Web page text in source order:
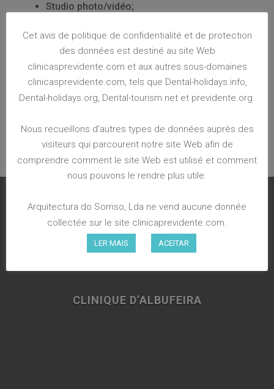
Studio photo/vidéo;
Centre de formation;
Pour mieux servir nos patients, nous disposons
également d’un laboratoire dentaire –
Diagnodent.

CLINIQUE D’ALBUFEIRA
Cet avis de politique de confidentialité et de protection
des données est destiné au site Web
clinicasprevidente.com et aux autres sous-domaines
clinicasprevidente.com, tels que Dental-holidays.info,
Dental-holidays.org, Dental-tourism.net et previdente.org.
Nous recueillons d'autres types de données auprès des
visiteurs qui parcourent notre site Web afin de
comprendre comment le site Web est utilisé et comment
nous pouvons le rendre plus utile.
Arquitectura do Sorriso, Lda ne vend aucune donnée
collectée sur le site clinicaprevidente.com.
LER MAIS ACEITAR